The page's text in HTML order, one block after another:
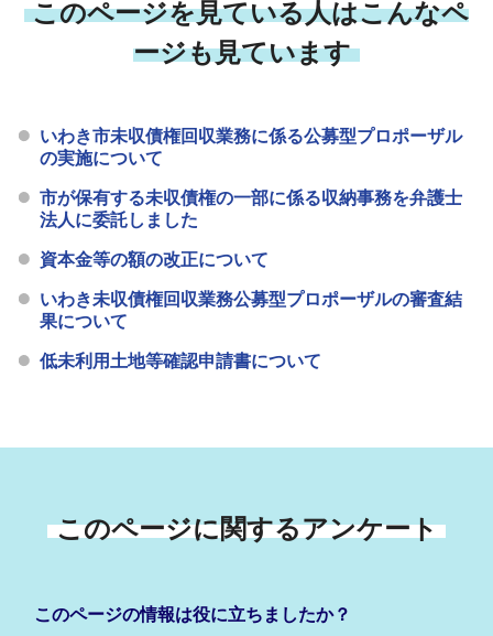
このページを見ている人はこんなペ
ージも見ています
いわき市未収債権回収業務に係る公募型プロポーザル
の実施について
市が保有する未収債権の一部に係る収納事務を弁護士
法人に委託しました
資本金等の額の改正について
いわき未収債権回収業務公募型プロポーザルの審査結
果について
低未利用土地等確認申請書について
このページに関するアンケート
このページの情報は役に立ちましたか？